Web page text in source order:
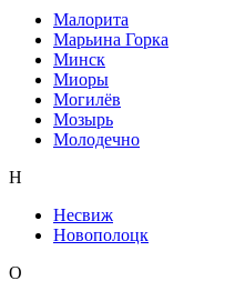
Малорита
Марьина Горка
Минск
Миоры
Могилёв
Мозырь
Молодечно
Н
Несвиж
Новополоцк
О